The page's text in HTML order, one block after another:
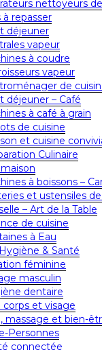
nettoyeurs
à repasser
déjeuner
vapeur
à coudre
vapeur
de
déjeuner – Café
à café à grain
de cuisine
et cuisine
Culinaire
à boissons –
et ustensiles
– Art de la Table
de cuisine
à Eau
& Santé
féminine
masculin
dentaire
corps et visage
massage et bien-
Personnes
connectée